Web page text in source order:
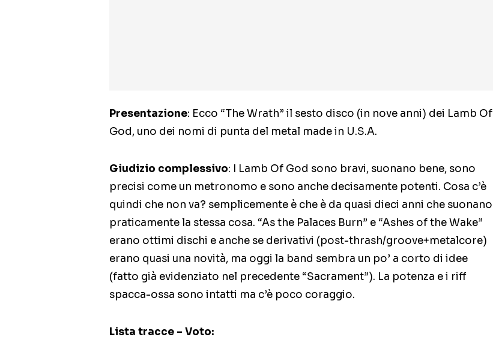
Presentazione: Ecco “The Wrath” il sesto disco (in nove anni) dei Lamb Of
God, uno dei nomi di punta del metal made in U.S.A.
Giudizio complessivo: I Lamb Of God sono bravi, suonano bene, sono
precisi come un metronomo e sono anche decisamente potenti. Cosa c’è
quindi che non va? semplicemente è che è da quasi dieci anni che suonano
praticamente la stessa cosa. “As the Palaces Burn” e “Ashes of the Wake”
erano ottimi dischi e anche se derivativi (post-thrash/groove+metalcore)
erano quasi una novità, ma oggi la band sembra un po’ a corto di idee
(fatto già evidenziato nel precedente “Sacrament”). La potenza e i riff
spacca-ossa sono intatti ma c’è poco coraggio.
Lista tracce – Voto: